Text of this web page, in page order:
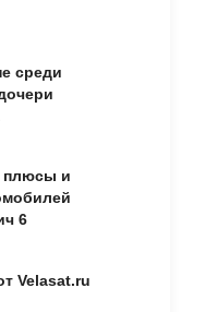
среди
плюсы и
6
Velasat.ru